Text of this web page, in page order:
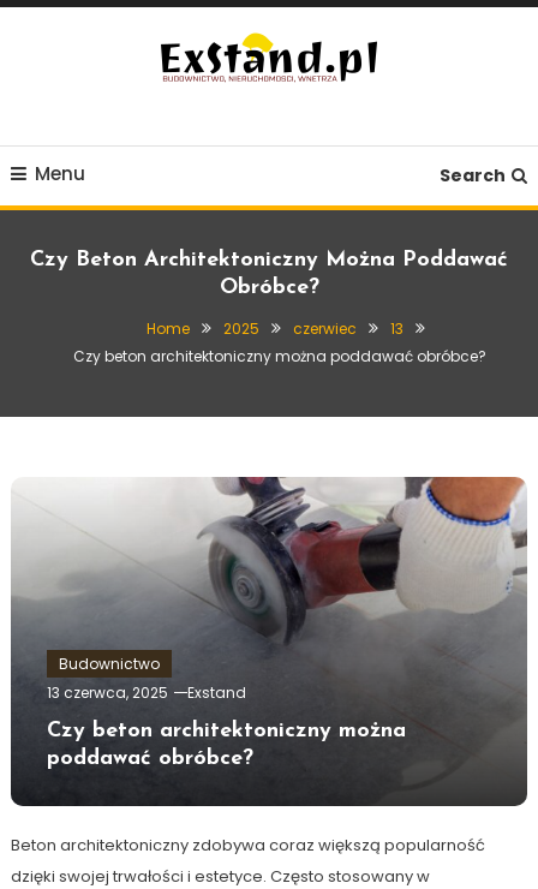
Skip
Menu Search
Czy Beton Architektoniczny Można Poddawać
Obróbce?
Home 2025 czerwiec
13
Czy beton architektoniczny można poddawać obróbce?
Budownictwo
13 czerwca, 2025
Exstand
Czy beton architektoniczny można
poddawać obróbce?
Beton architektoniczny zdobywa coraz większą popularność
dzięki swojej trwałości i estetyce. Często stosowany w